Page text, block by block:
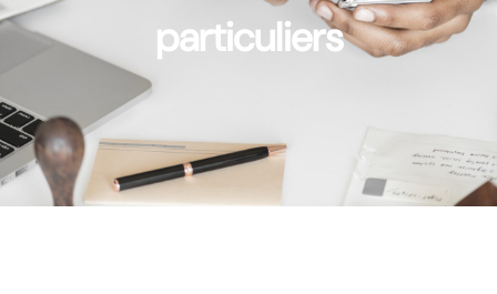
particuliers